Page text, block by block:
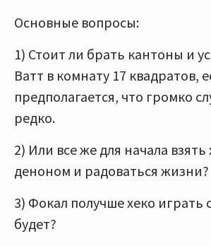
Основные вопросы:
1) Стоит ли брать кантоны и
Ватт в комнату 17 квадратов,
предполагается, что громко
редко.
2) Или все же для начала взять
деноном и радоваться жизни?
3) Фокал получше хеко играть
будет?